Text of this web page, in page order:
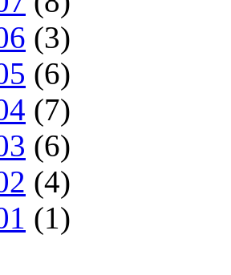
(3)
(6)
(7)
(6)
(4)
(1)